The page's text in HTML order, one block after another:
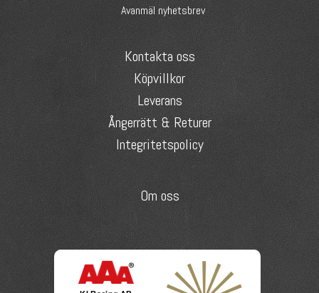
Avanmäl nyhetsbrev
Kontakta oss
Köpvillkor
Leverans
Ångerrätt & Returer
Integritetspolicy
Om oss